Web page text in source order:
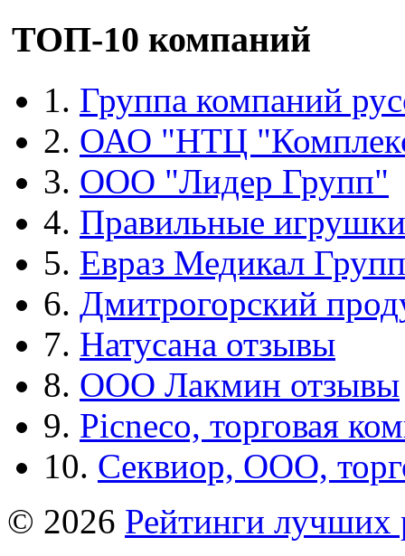
ТОП-10 компаний
1. Группа компаний
2. ОАО "НТЦ
3. ООО "Лидер Групп"
4. Правильные игрушки
5. Евраз Медикал Групп
6. Дмитрогорский
7. Натусана отзывы
8. ООО Лакмин отзывы
9. Picneco, торговая
10. Секвиор, ООО,
© 2026 Рейтинги лучших